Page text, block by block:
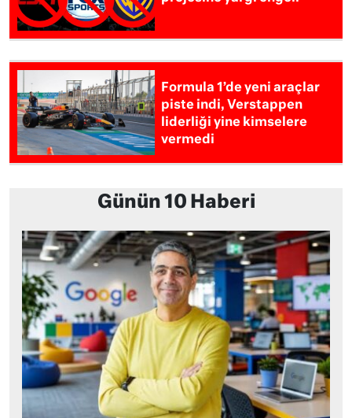
Formula 1’de yeni araçlar
piste indi, Verstappen
liderliği yine kimselere
vermedi
Günün 10 Haberi